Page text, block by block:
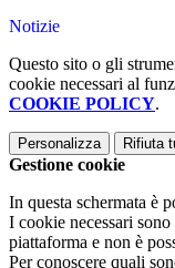
Notizie
Questo sito o gli
cookie necessari al
COOKIE POLICY.
Personalizza Rifiuta
Gestione cookie
In questa schermata è
I cookie necessari
piattaforma e non è
Per conoscere quali